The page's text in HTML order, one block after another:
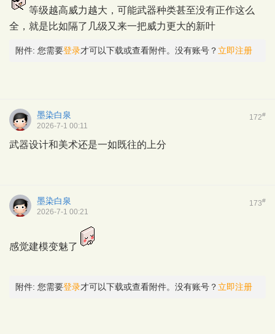
等级越高威力越大，可能武器种类甚至没有正作这么
全，就是比如隔了几级又来一把威力更大的新叶
附件: 您需要登录才可以下载或查看附件。没有账号？ 立即注册
172#
墨染白泉
2026-7-1 00:11
武器设计和美术还是一如既往的上分
173#
墨染白泉
2026-7-1 00:21
感觉建模变魅了
附件: 您需要登录才可以下载或查看附件。没有账号？ 立即注册